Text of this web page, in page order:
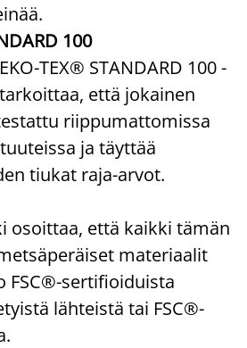
100
TEX® STANDARD 100 -
että jokainen
riippumattomissa
ja täyttää
tiukat raja-arvot.
osoittaa, että kaikki tämän
materiaalit
FSC®-sertifioiduista
lähteistä tai FSC®-